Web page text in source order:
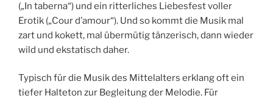
(„In taberna“) und ein ritterliches Liebesfest voller
Erotik („Cour d’amour“). Und so kommt die Musik mal
zart und kokett, mal übermütig tänzerisch, dann wieder
wild und ekstatisch daher.
Typisch für die Musik des Mittelalters erklang oft ein
tiefer Halteton zur Begleitung der Melodie. Für